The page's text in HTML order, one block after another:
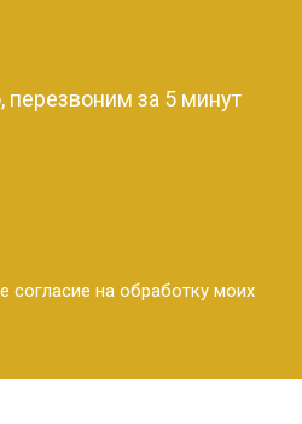
перезвоним за 5 минут
согласие на обработку моих